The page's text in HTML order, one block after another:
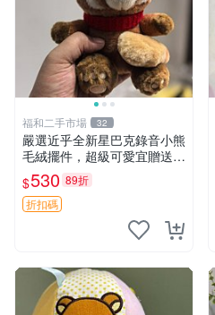
福和二手市場 32
嚴選近乎全新星巴克錄音小熊
毛絨擺件，超級可愛宜贈送掛
飾 錄音小熊 毛絨擺件 贈品
$530 89折
折扣碼